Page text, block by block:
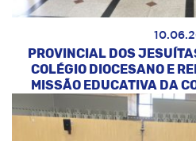
PROVINCIAL DOS
COLÉGIO DIOCESANO E
MISSÃO EDUCATIVA DA